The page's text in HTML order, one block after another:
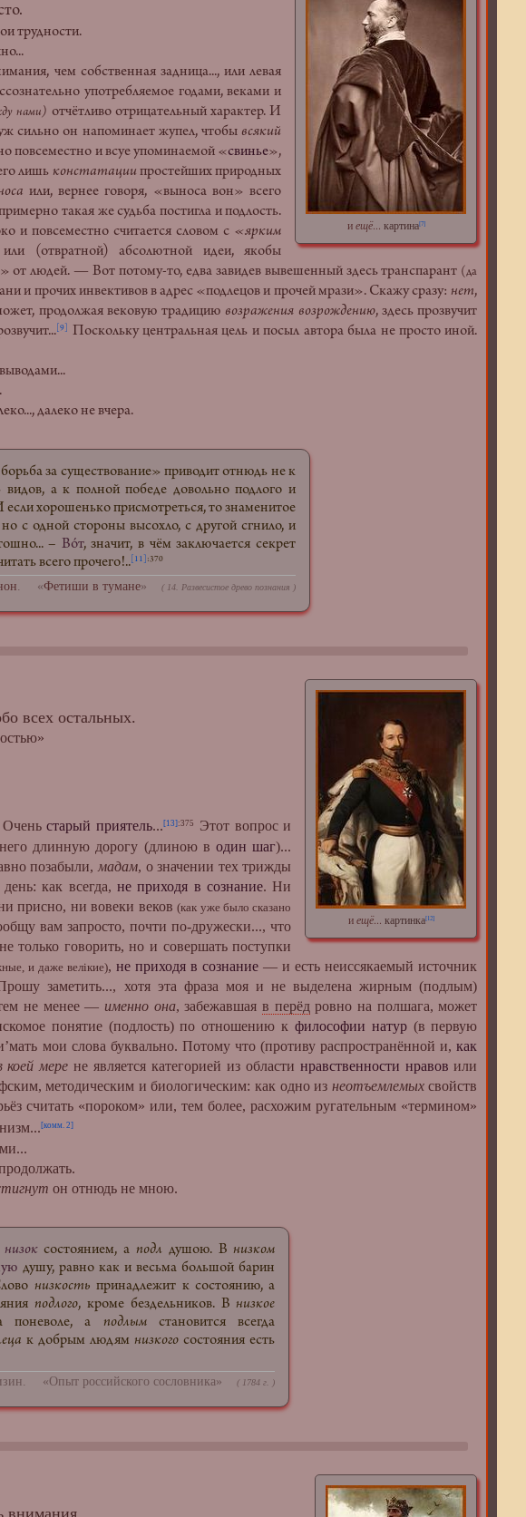
иещё... картина[7]
трудности.
чем собственная задница..., или левая
употребляемое годами, веками и
нами) отчётливо отрицательный характер. И
сильно он напоминает жупел, чтобы всякий
повсеместно и всуе упоминаемой «свинье»,
лишь констатациипростейших природных
или, вернее говоря, «выноса вон» всего
такая же судьба постигла и подлость.
повсеместно считается словом с «ярким
(отвратной) абсолютной идеи, якобы
людей. — Вот потому-то, едва завидев вывешенный здесь транспарант (да
и прочих инвективов в адрес «подлецов и прочей мрази». Скажу сразу: нет,
продолжая вековую традицию возражения возрождению, здесь прозвучит
[9]
Поскольку центральная цель и посыл автора была не просто иной.
далеко не вчера.
за существование» приводит отнюдь не к
а к полной победе довольно подлого и
если хорошенько присмотреться, то знаменитое
но с одной стороны высохло, с другой сгнило, и
– Вóт, значит, в чём заключается секрет
всего прочего!.. [11] :370
. «Фетиши в тумане» ( 14. Развесистое древо познания )
иещё... картинка[12]
всех остальных.
Оченьстарый приятель...[13] :375
Этот вопрос и
длинную дорогу (длиною водин шаг)...
позабыли, мадам, о значении тех трижды
как всегда, не приходя в сознание. Ни
присно, ни вовеки веков(как уже было сказано
вам запросто, почти по-дружески..., что
только говорить, но и совершать поступки
и даже велiкие),не приходя в сознание — и есть неиссякаемый источник
заметить..., хотя эта фраза моя и не выделена жирным (подлым)
не менее — именно она, забежавшаяв перёдровно на полшага, может
понятие (подлость) по отношению к философии натур(в первую
мои слова буквально. Потому что (противу распространённой и,как
коей мере не является категорией из области нравственности нравов или
методическим и биологическим: как одно из неотъемлемыхсвойств
считать «пороком» или, тем более, расхожим ругательным «термином»
[комм. 2]
он отнюдь не мною.
низоксостоянием, а подл душою. Внизком
душу, равно как и весьма большой барин
низкость принадлежит к состоянию, а
подлого, кроме бездельников. Внизкое
поневоле, а подлымстановится всегда
к добрым людямнизкого состояния есть
«Опыт российского сословника» ( 1784 г. )